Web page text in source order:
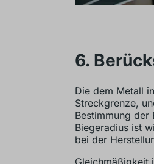
6.
Die dem Metall
Streckgrenze,
Bestimmung der
Biegeradius ist
bei der